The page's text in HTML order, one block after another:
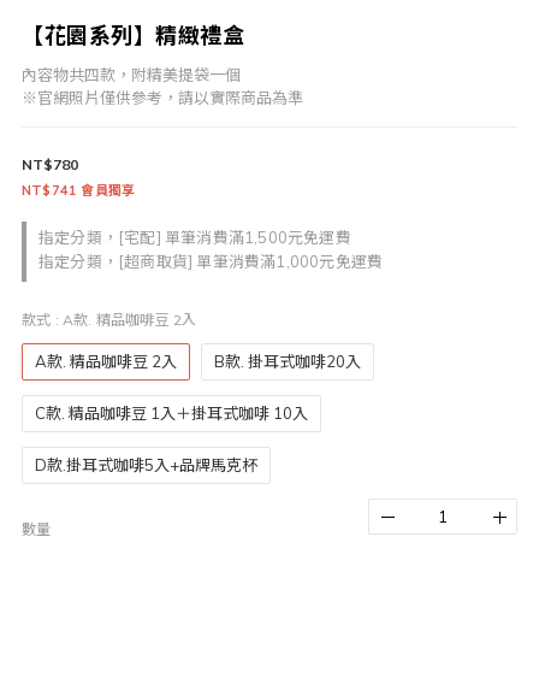
【花園系列】精緻禮盒
內容物共四款，附精美提袋一個
※官網照片僅供參考，請以實際商品為準
指定分類，[宅配] 單筆消費滿1,500元免運費
指定分類，[超商取貨] 單筆消費滿1,000元免運費
NT$780
NT$741 會員獨享
款式 : A款. 精品咖啡豆 2入
A款. 精品咖啡豆 2入 B款. 掛耳式咖啡20入
C款. 精品咖啡豆 1入＋掛耳式咖啡 10入
D款.掛耳式咖啡5入+品牌馬克杯
數量